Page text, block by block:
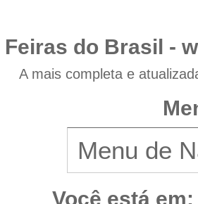
Feiras do Brasil -
A mais completa e
Você está em: